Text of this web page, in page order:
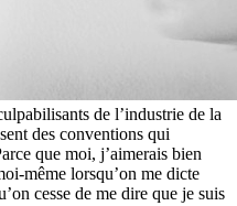
de l’industrie de la
des conventions qui
que moi, j’aimerais bien
même lorsqu’on me dicte
cesse de me dire que je suis